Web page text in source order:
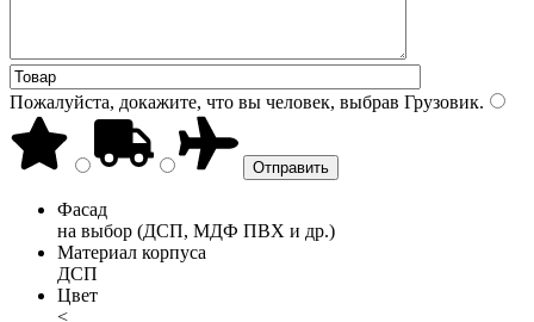
Пожалуйста, докажите, что вы человек, выбрав Грузовик.
Фасад
на выбор (ДСП, МДФ ПВХ и др.)
Материал корпуса
ДСП
Цвет
<